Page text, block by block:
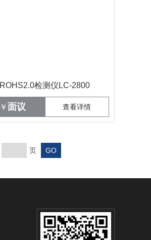
ROHS2.0检测仪LC-2800
￥ 面议 查看详情
页